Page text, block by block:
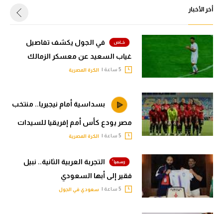
أخر الأخبار
في الجول يكشف تفاصيل
غياب السعيد عن معسكر الزمالك
الكرة المصرية
بسداسية أمام نيجيريا.. منتخب
مصر يودع كأس أمم إفريقيا للسيدات
الكرة المصرية
التجربة العربية الثانية.. نبيل
فقير إلى أبها السعودي
سعودي في الجول